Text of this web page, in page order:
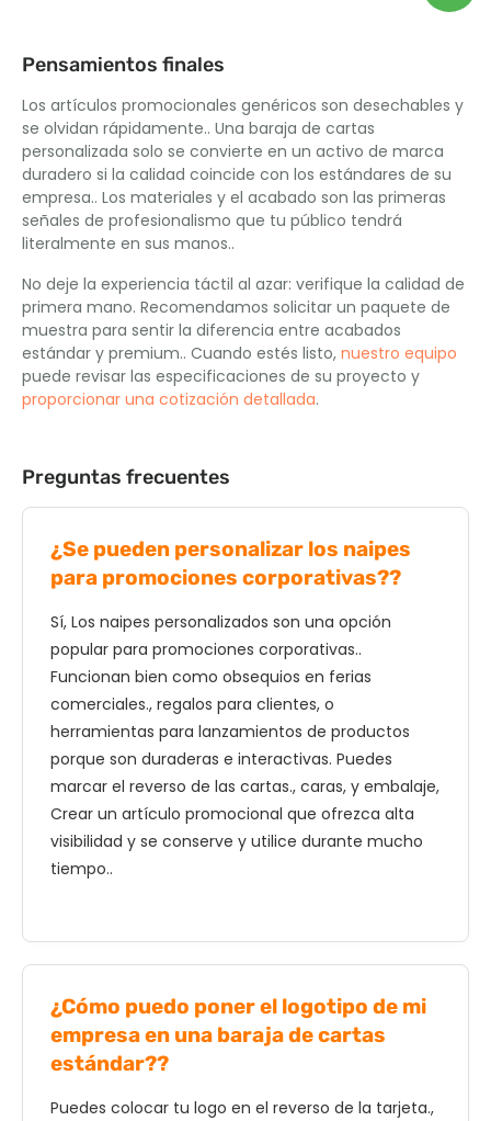
Pensamientos finales
Los artículos promocionales genéricos son desechables y
se olvidan rápidamente.. Una baraja de cartas
personalizada solo se convierte en un activo de marca
duradero si la calidad coincide con los estándares de su
empresa.. Los materiales y el acabado son las primeras
señales de profesionalismo que tu público tendrá
literalmente en sus manos..
No deje la experiencia táctil al azar: verifique la calidad de
primera mano. Recomendamos solicitar un paquete de
muestra para sentir la diferencia entre acabados
estándar y premium.. Cuando estés listo, nuestro equipo
puede revisar las especificaciones de su proyecto y
proporcionar una cotización detallada.
Preguntas frecuentes
¿Se pueden personalizar los naipes
para promociones corporativas??
Sí, Los naipes personalizados son una opción
popular para promociones corporativas..
Funcionan bien como obsequios en ferias
comerciales., regalos para clientes, o
herramientas para lanzamientos de productos
porque son duraderas e interactivas. Puedes
marcar el reverso de las cartas., caras, y embalaje,
Crear un artículo promocional que ofrezca alta
visibilidad y se conserve y utilice durante mucho
tiempo..
¿Cómo puedo poner el logotipo de mi
empresa en una baraja de cartas
estándar??
Puedes colocar tu logo en el reverso de la tarjeta.,